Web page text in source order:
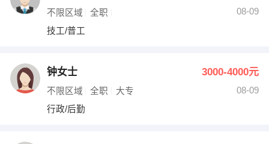
不限区域 全职
08-09
技工/普工
钟女士 3000-4000元
不限区域 全职 大专
08-09
行政/后勤